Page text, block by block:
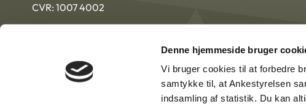
Denne hjemmeside bruger
Vi bruger cookies til at forbedre
samtykke til, at Ankestyrelsen
indsamling af statistik. Du kan
CVR: 1007 4002